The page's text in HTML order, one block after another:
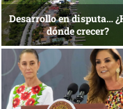
1 al 28 de agosto •
Fundación Isleña